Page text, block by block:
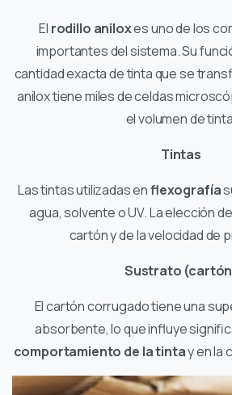
El rodillo aniloxes uno de los
importantes del sistema. Su
cantidad exacta de tinta que se
anilox tiene miles de celdas
el volumen de
Tintas
Las tintas utilizadas enflexografía
agua, solvente o UV. La elección
cartón y de la velocidad de
Sustrato
El cartón corrugado tiene una
absorbente, lo que influye
comportamiento de la tintay en la